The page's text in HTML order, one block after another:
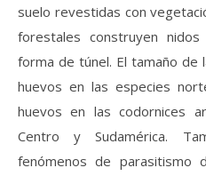
suelo revestidas con
forestales construyen
forma de túnel. El tamaño de
huevos en las especies
huevos en las codornices
Centro y Sudamérica.
fenómenos de parasitismo